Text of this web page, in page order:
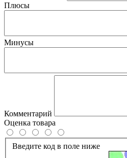
Плюсы
Минусы
Комментарий
Оценка товара
Введите код в поле ниже